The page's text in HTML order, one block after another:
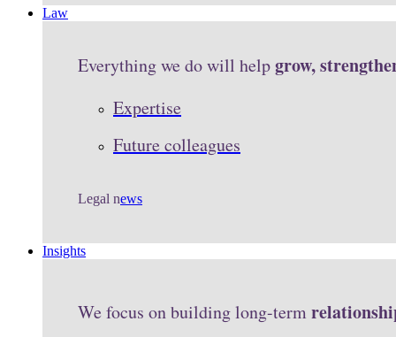
Law
Everything we do will helpgrow,
Expertise
Future colleagues
Legal news
Insights
We focus on building long-term